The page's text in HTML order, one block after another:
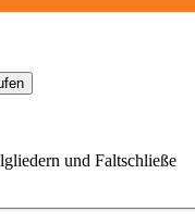
und Faltschließe